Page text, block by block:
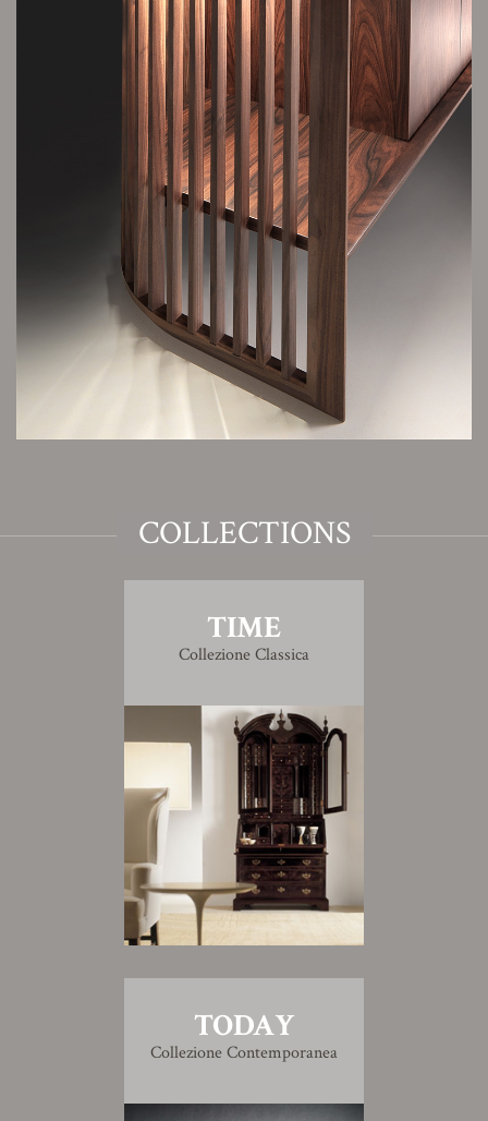
COLLECTIONS
TIME
Collezione Classica
TODAY
Collezione Contemporanea